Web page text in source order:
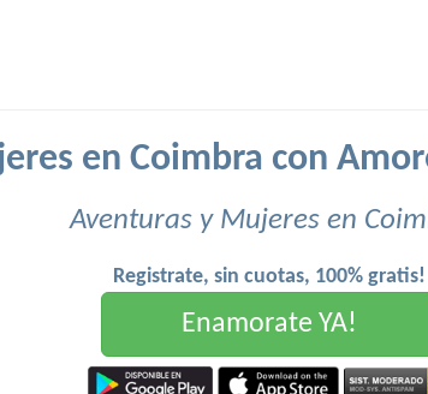
en Coimbra con
Aventuras y Mujeres en
Registrate, sin cuotas, 100% gratis!
Enamorate YA!